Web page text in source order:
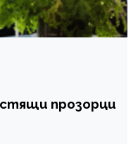
прозорци